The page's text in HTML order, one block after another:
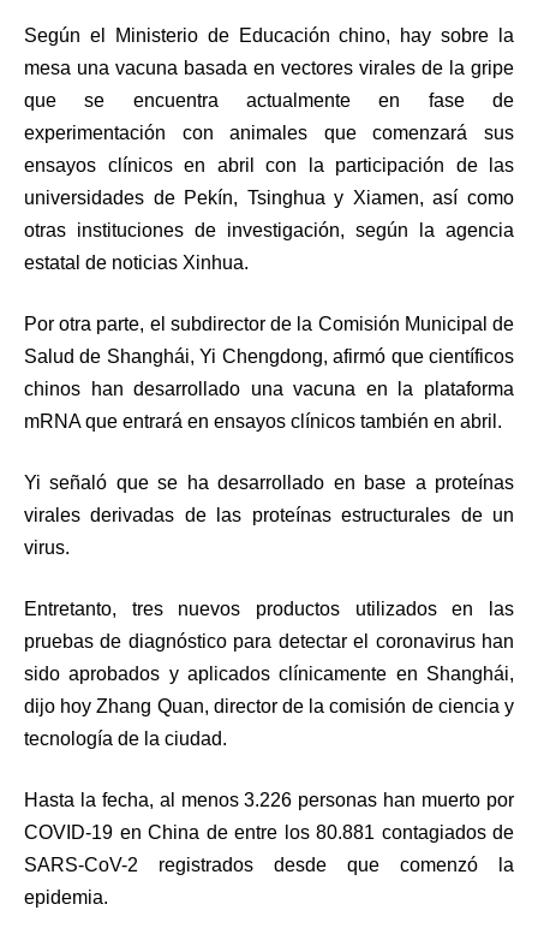
Según el Ministerio de Educación chino, hay sobre la
mesa una vacuna basada en vectores virales de la gripe
que se encuentra actualmente en fase de
experimentación con animales que comenzará sus
ensayos clínicos en abril con la participación de las
universidades de Pekín, Tsinghua y Xiamen, así como
otras instituciones de investigación, según la agencia
estatal de noticias Xinhua.
Por otra parte, el subdirector de la Comisión Municipal de
Salud de Shanghái, Yi Chengdong, afirmó que científicos
chinos han desarrollado una vacuna en la plataforma
mRNA que entrará en ensayos clínicos también en abril.
Yi señaló que se ha desarrollado en base a proteínas
virales derivadas de las proteínas estructurales de un
virus.
Entretanto, tres nuevos productos utilizados en las
pruebas de diagnóstico para detectar el coronavirus han
sido aprobados y aplicados clínicamente en Shanghái,
dijo hoy Zhang Quan, director de la comisión de ciencia y
tecnología de la ciudad.
Hasta la fecha, al menos 3.226 personas han muerto por
COVID-19 en China de entre los 80.881 contagiados de
SARS-CoV-2 registrados desde que comenzó la
epidemia.